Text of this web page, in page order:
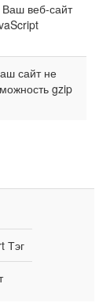
веб-сайт
сайт не
gzip
Тэг